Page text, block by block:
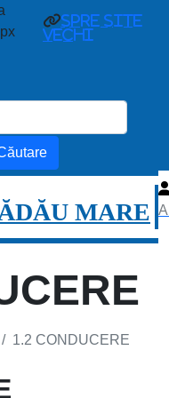
spre site
vechi
MARE
1.2 CONDUCERE